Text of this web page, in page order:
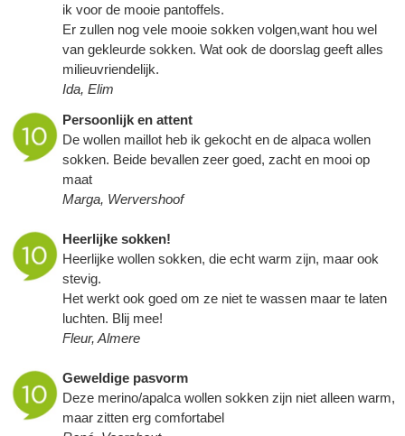
ik voor de mooie pantoffels.
Er zullen nog vele mooie sokken volgen,want hou wel
van gekleurde sokken. Wat ook de doorslag geeft alles
milieuvriendelijk.
Ida, Elim
Persoonlijk en attent
De wollen maillot heb ik gekocht en de alpaca wollen
sokken. Beide bevallen zeer goed, zacht en mooi op
maat
Marga, Wervershoof
Heerlijke sokken!
Heerlijke wollen sokken, die echt warm zijn, maar ook
stevig.
Het werkt ook goed om ze niet te wassen maar te laten
luchten. Blij mee!
Fleur, Almere
Geweldige pasvorm
Deze merino/apalca wollen sokken zijn niet alleen warm,
maar zitten erg comfortabel